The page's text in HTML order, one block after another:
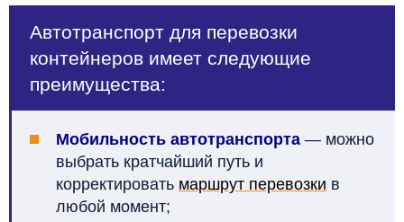
Автотранспорт для перевозки
контейнеров имеет следующие
преимущества:
Мобильность автотранспорта — можно
выбрать кратчайший путь и
корректировать маршрут перевозки в
любой момент;